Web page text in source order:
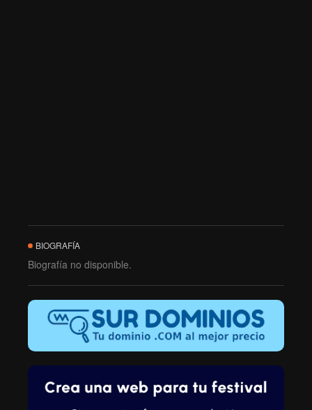
BIOGRAFÍA
Biografía no disponible.